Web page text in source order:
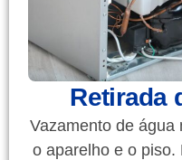
Retirada
Vazamento de água
o aparelho e o piso.